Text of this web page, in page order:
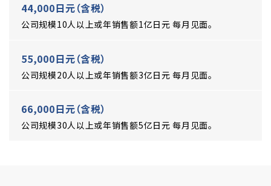
44,000日元（含税）
公司规模10人以上或年销售额1亿日元 每月见面。
55,000日元（含税）
公司规模20人以上或年销售额3亿日元 每月见面。
66,000日元（含税）
公司规模30人以上或年销售额5亿日元 每月见面。